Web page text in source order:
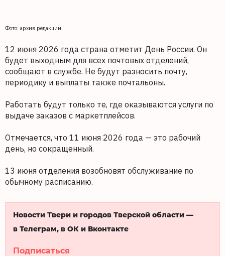
Фото: архив редакции
12 июня 2026 года страна отметит День России. Он
будет выходным для всех почтовых отделений,
сообщают в службе. Не будут разносить почту,
периодику и выплаты также почтальоны.
Работать будут только те, где оказываются услуги по
выдаче заказов с маркетплейсов.
Отмечается, что 11 июня 2026 года — это рабочий
день, но сокращенный.
13 июня отделения возобновят обслуживание по
обычному расписанию.
Новости Твери и городов Тверской области —
в Телеграм, в ОК и Вконтакте
Подписаться